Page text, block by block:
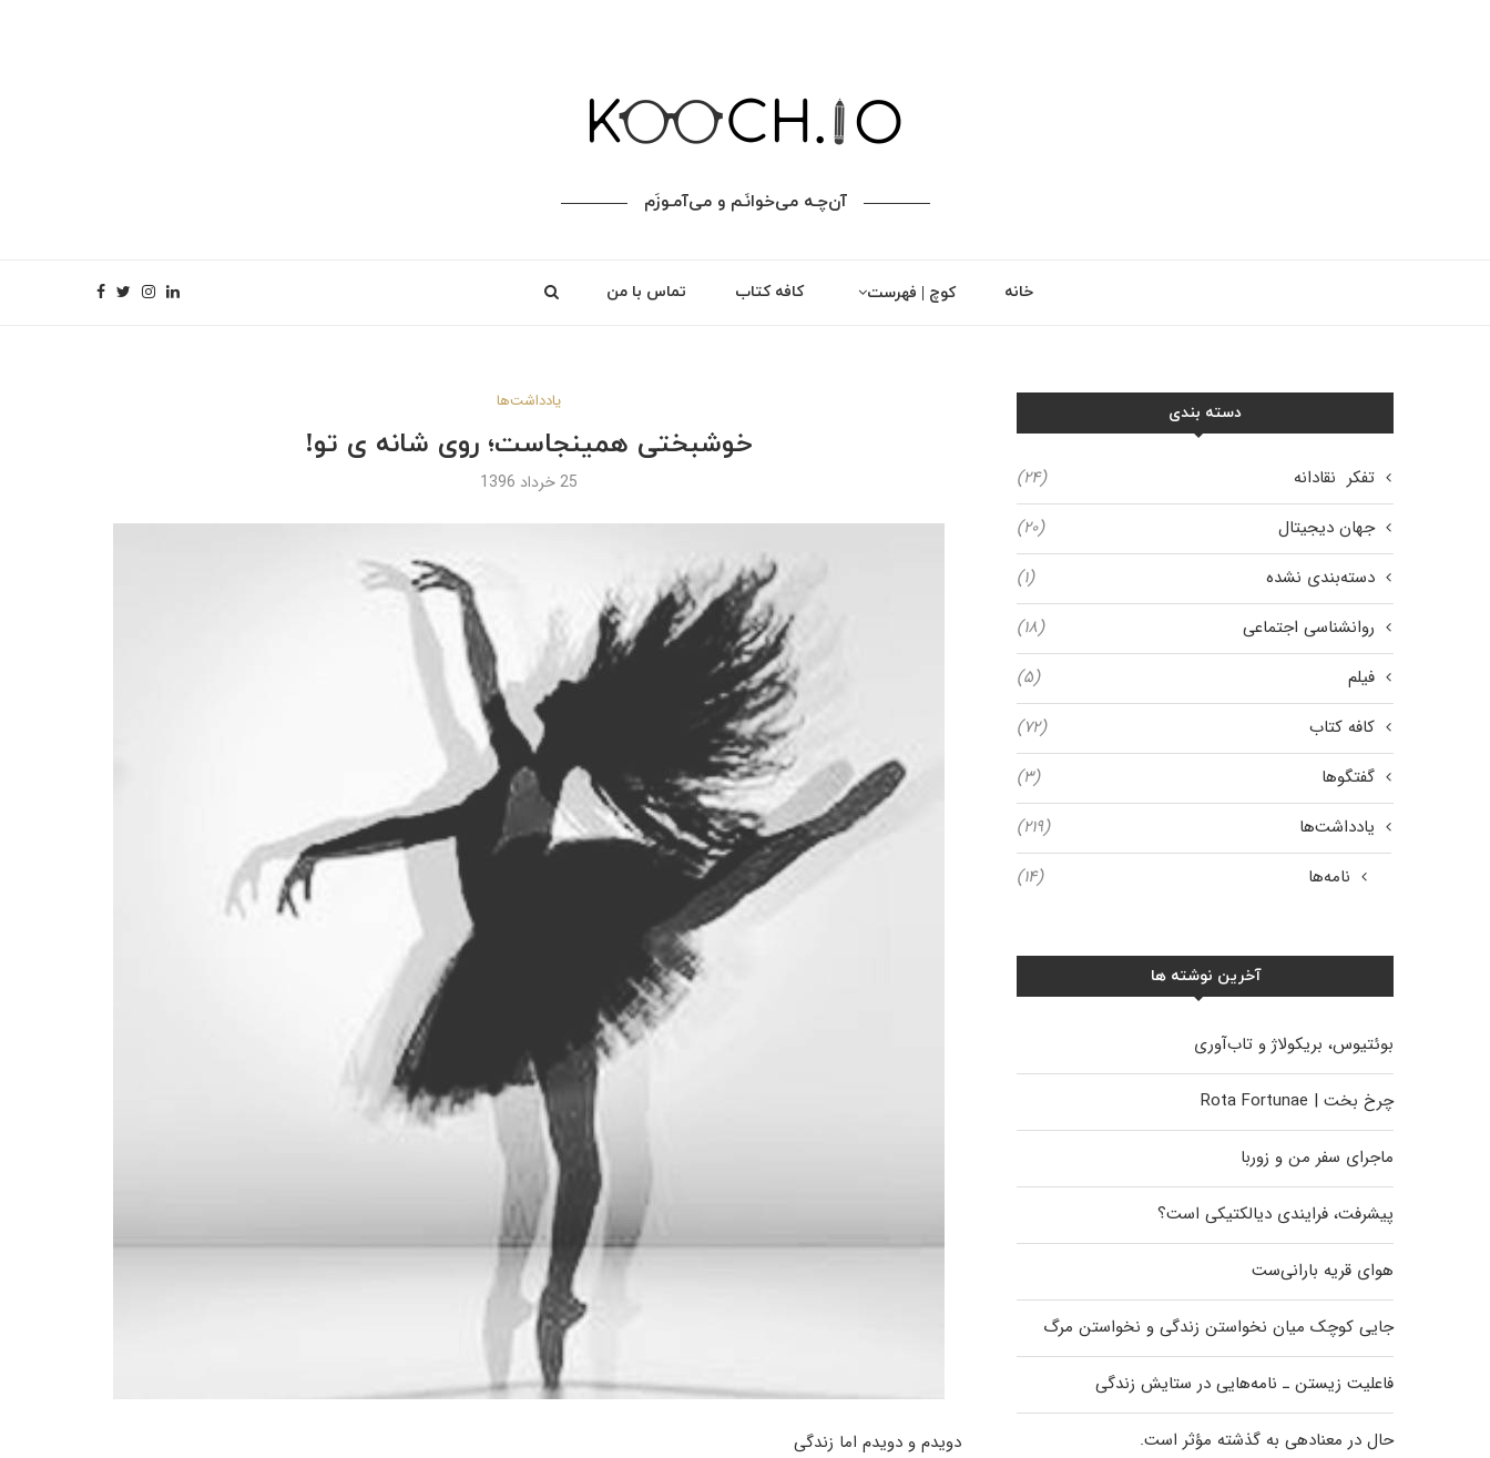
آن‌چـه می‌خوانَـم و می‌آمـوزَم
خانه کوچ | فهرست کافه کتاب تماس با من
یادداشت‌ها
خوشبختی همینجاست؛ روی شانه ی تو!
25 خرداد 1396
دویدم و دویدم اما زندگی
دسته بندی
تفکر نقادانه
(۲۴)
جهان دیجیتال
(۲۰)
دسته‌بندی نشده
(۱)
روانشناسی اجتماعی
(۱۸)
فیلم
(۵)
کافه کتاب
(۷۲)
گفتگوها
(۳)
یادداشت‌ها
(۲۱۹)
نامه‌ها
(۱۴)
آخرین نوشته ها
بوئتیوس، بریکولاژ و تاب‌آوری
چرخ بخت | Rota Fortunae
ماجرای سفر من و زوربا
پیشرفت، فرایندی دیالکتیکی است؟
هوای قریه بارانی‌ست
جایی کوچک میان نخواستن زندگی و نخواستن مرگ
فاعلیت زیستن ـ نامه‌هایی در ستایش زندگی
حال در معنادهی به گذشته مؤثر است.